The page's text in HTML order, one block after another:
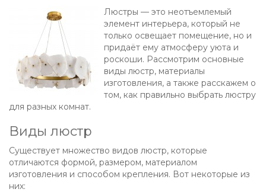
Люстры — это неотъемлемый
элемент интерьера, который не
только освещает помещение, но и
придаёт ему атмосферу уюта и
роскоши. Рассмотрим основные
виды люстр, материалы
изготовления, а также расскажем о
том, как правильно выбрать люстру
для разных комнат.
Виды люстр
Существует множество видов люстр, которые
отличаются формой, размером, материалом
изготовления и способом крепления. Вот некоторые из
них: